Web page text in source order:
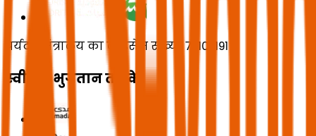
पर्यटन मंत्रालय का लाइसेंस संख्या 73102191
स्वीकृत भुगतान तरीके